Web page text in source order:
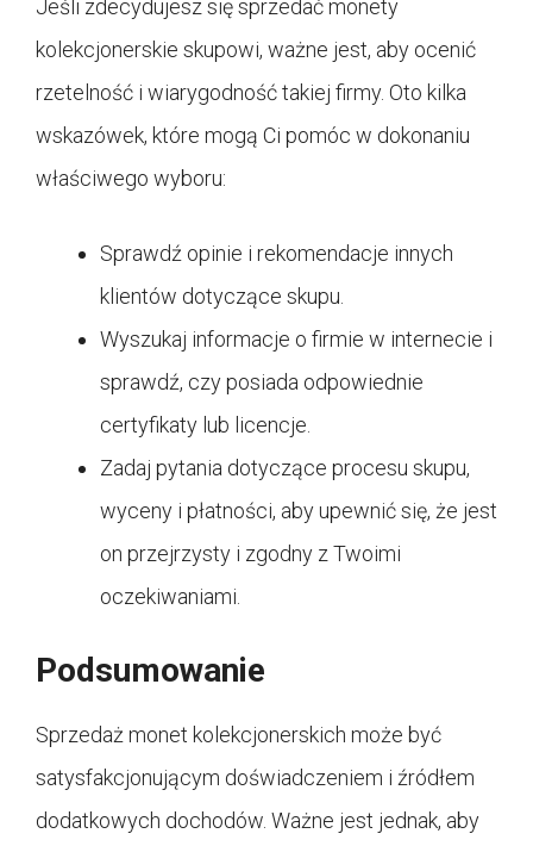
Jeśli zdecydujesz się sprzedać monety
kolekcjonerskie skupowi, ważne jest, aby ocenić
rzetelność i wiarygodność takiej firmy. Oto kilka
wskazówek, które mogą Ci pomóc w dokonaniu
właściwego wyboru:
Sprawdź opinie i rekomendacje innych
klientów dotyczące skupu.
Wyszukaj informacje o firmie w internecie i
sprawdź, czy posiada odpowiednie
certyfikaty lub licencje.
Zadaj pytania dotyczące procesu skupu,
wyceny i płatności, aby upewnić się, że jest
on przejrzysty i zgodny z Twoimi
oczekiwaniami.
Podsumowanie
Sprzedaż monet kolekcjonerskich może być
satysfakcjonującym doświadczeniem i źródłem
dodatkowych dochodów. Ważne jest jednak, aby